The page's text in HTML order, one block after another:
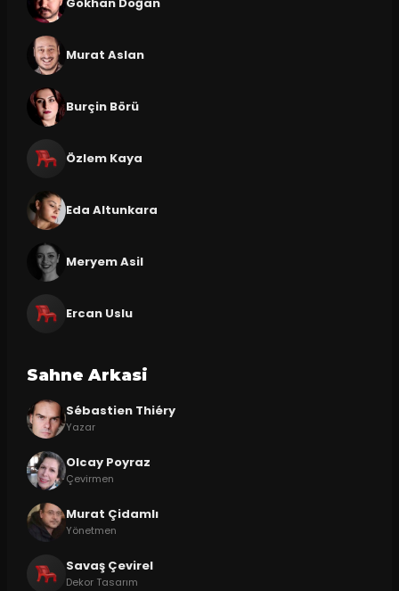
Murat Aslan
Burçin Börü
Özlem Kaya
Eda Altunkara
Meryem Asil
Ercan Uslu
Sahne Arkasi
Sébastien Thiéry
Yazar
Olcay Poyraz
Çevirmen
Murat Çidamlı
Yönetmen
Savaş Çevirel
Dekor Tasarım